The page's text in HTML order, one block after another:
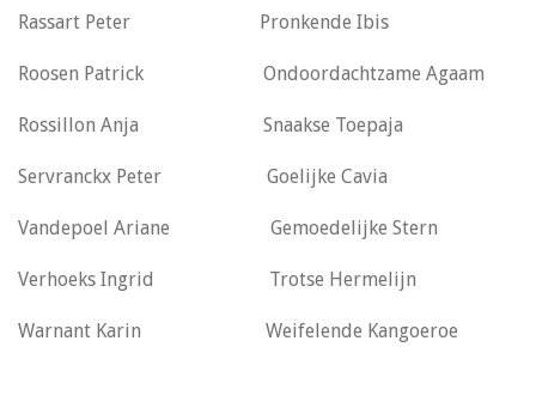
Rassart Peter Pronkende Ibis
Roosen Patrick Ondoordachtzame Agaam
Rossillon Anja Snaakse Toepaja
Servranckx Peter Goelijke Cavia
Vandepoel Ariane Gemoedelijke Stern
Verhoeks Ingrid Trotse Hermelijn
Warnant Karin Weifelende Kangoeroe